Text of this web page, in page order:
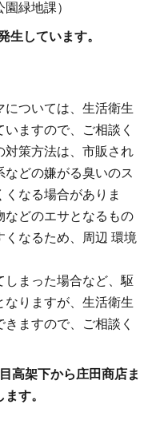
緑地課）
生しています。
ついては、生活衛生
ますので、ご相談く
対策方法は、市販され
どの嫌がる臭いのス
なる場合がありま
などのエサとなるもの
くなるため、周辺 環境
まった場合など、駆
なりますが、生活衛生
ますので、ご相談く
高架下から庄田商店ま
す。